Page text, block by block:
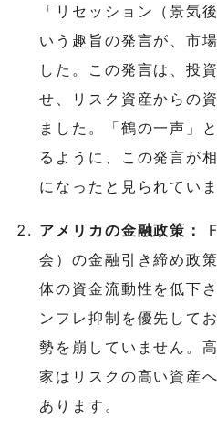
「リセッション（景気
いう趣旨の発言が、市
した。この発言は、投
せ、リスク資産からの
ました。「鶴の一声」
るように、この発言が
になったと見られていま
アメリカの金融政策：
会）の金融引き締め政
体の資金流動性を低下
ンフレ抑制を優先して
勢を崩していません。
家はリスクの高い資産
あります。